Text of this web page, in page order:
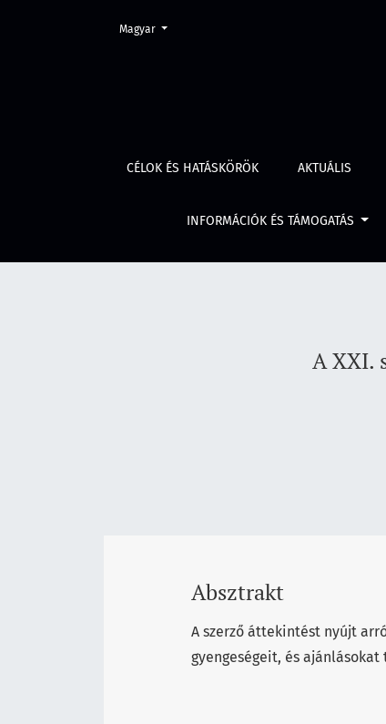
A XXI. század új típusú próbatétele: az
CÉLOK ÉS HATÁSKÖRÖK AKTUÁLIS
INFORMÁCIÓK ÉS TÁMOGATÁS
Change the language. The current language is:
Magyar
A XXI.
Absztrakt
A szerző áttekintést nyújt
gyengeségeit, és ajánlásokat